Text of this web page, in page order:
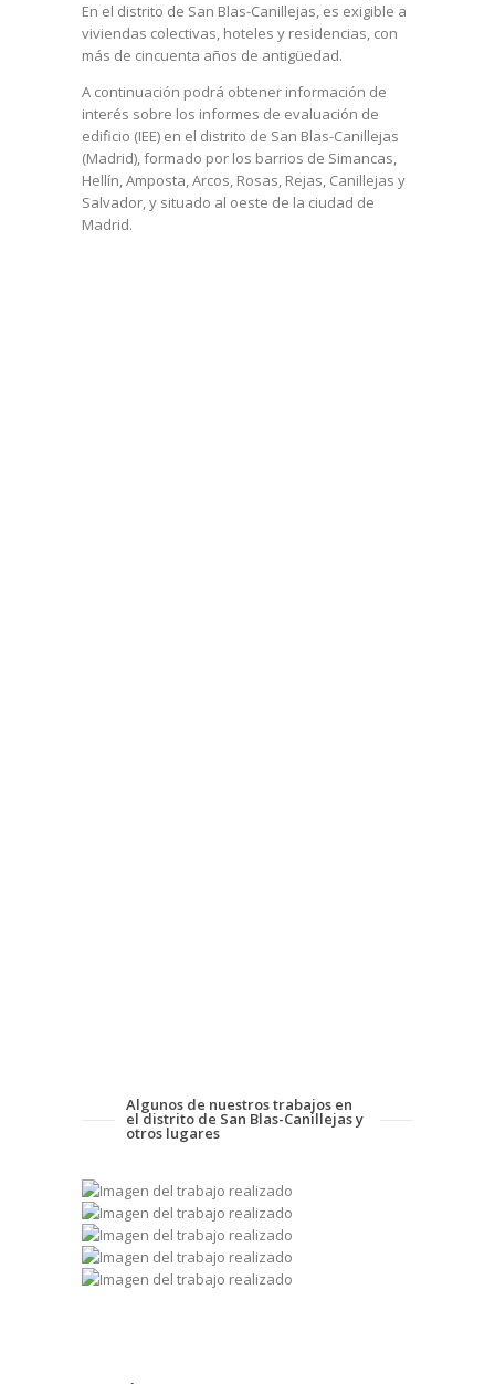
En el distrito de San Blas-Canillejas, es exigible a
viviendas colectivas, hoteles y residencias, con
más de cincuenta años de antigüedad.
A continuación podrá obtener información de
interés sobre los informes de evaluación de
edificio (IEE) en el distrito de San Blas-Canillejas
(Madrid), formado por los barrios de Simancas,
Hellín, Amposta, Arcos, Rosas, Rejas, Canillejas y
Salvador, y situado al oeste de la ciudad de
Madrid.
Algunos de nuestros trabajos en
el distrito de San Blas-Canillejas y
otros lugares